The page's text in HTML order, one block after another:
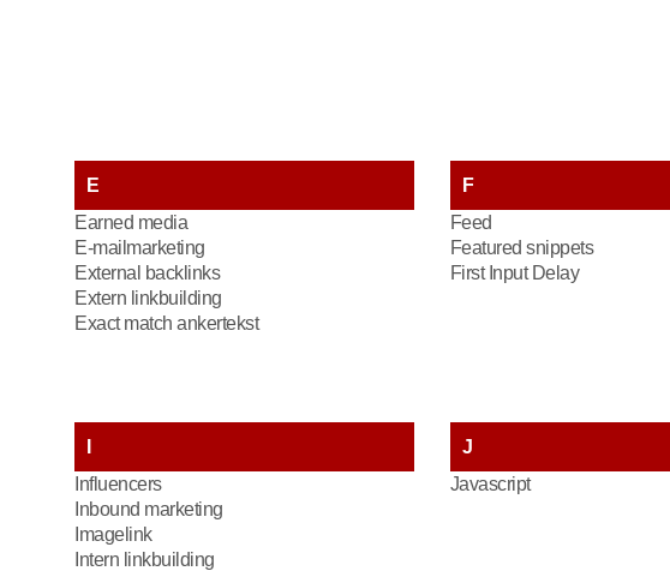
E
Earned media
E-mailmarketing
External backlinks
Extern linkbuilding
Exact match ankertekst
F
Feed
Featured snippets
First Input Delay
Influencers
Inbound marketing
Imagelink
Intern linkbuilding
J
Javascript